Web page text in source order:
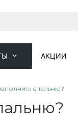
АКЦИИ
спальню?